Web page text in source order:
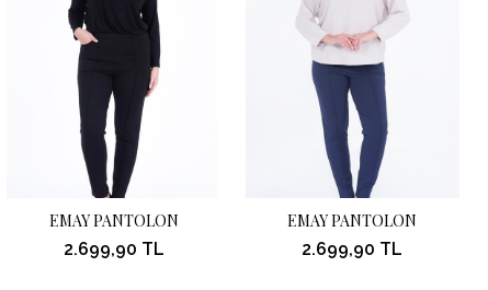
EMAY PANTOLON
2.699,90 TL
EMAY PANTOLON
2.699,90 TL